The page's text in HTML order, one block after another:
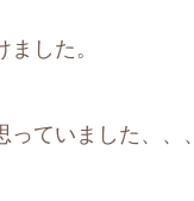
した。
ていました、、、